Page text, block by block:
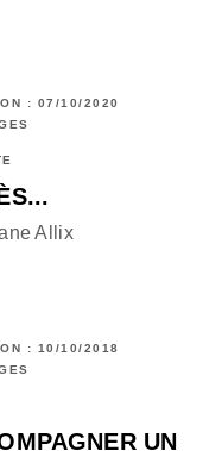
: 07/10/2020
Allix
: 10/10/2018
UN